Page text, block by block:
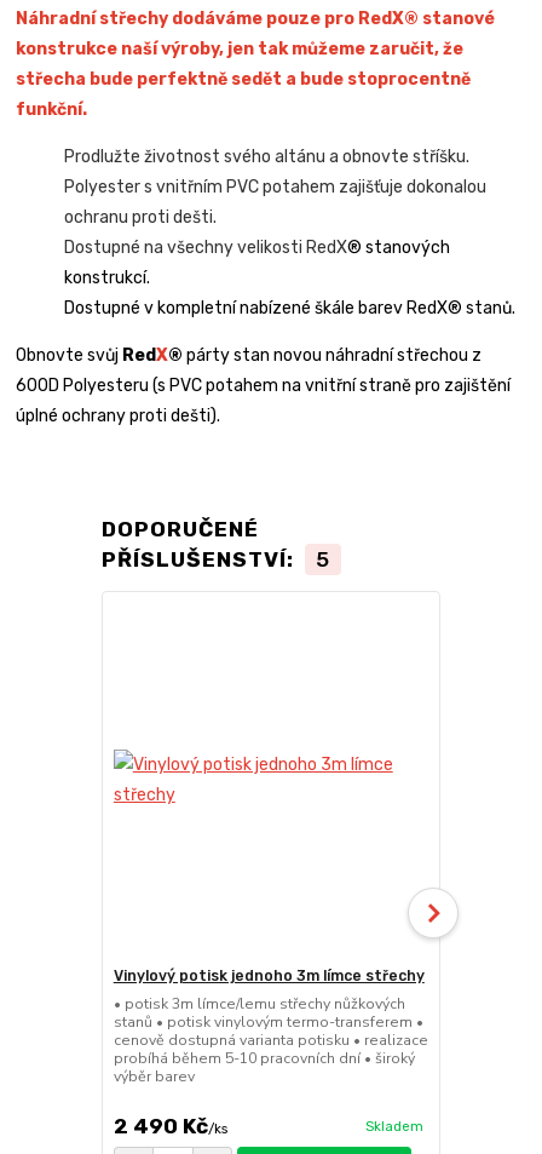
Náhradní střechy dodáváme pouze pro RedX® stanové
konstrukce naší výroby, jen tak můžeme zaručit, že
střecha bude perfektně sedět a bude stoprocentně
funkční.
Prodlužte životnost svého altánu a obnovte stříšku.
Polyester s vnitřním PVC potahem zajišťuje dokonalou
ochranu proti dešti.
Dostupné na všechny velikosti RedX® stanových
konstrukcí.
Dostupné v kompletní nabízené škále barev RedX® stanů.
Obnovte svůj RedX® párty stan novou náhradní střechou z
600D Polyesteru (s PVC potahem na vnitřní straně pro zajištění
úplné ochrany proti dešti).
DOPORUČENÉ
PŘÍSLUŠENSTVÍ:
5
Vinylový potisk jednoho 3m límce střechy
• potisk 3m límce/lemu střechy nůžkových
stanů • potisk vinylovým termo-transferem •
cenově dostupná varianta potisku • realizace
probíhá během 5-10 pracovních dní • široký
výběr barev
2 490 Kč/ks Skladem